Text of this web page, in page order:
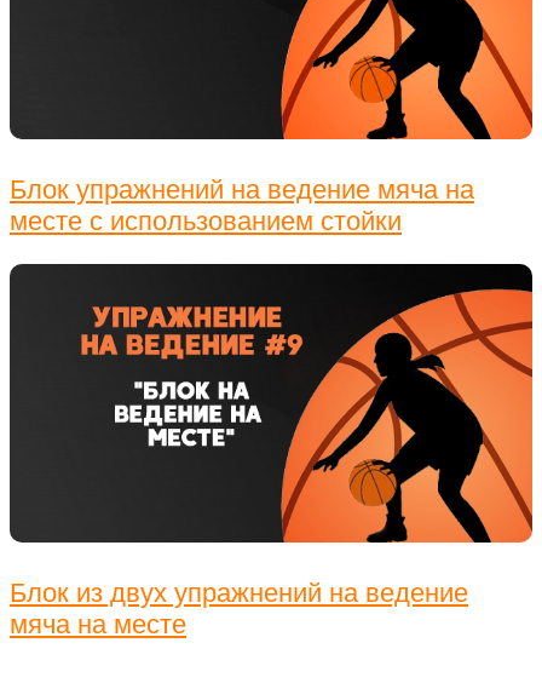
Блок упражнений на ведение мяча на
месте с использованием стойки
Блок из двух упражнений на ведение
мяча на месте